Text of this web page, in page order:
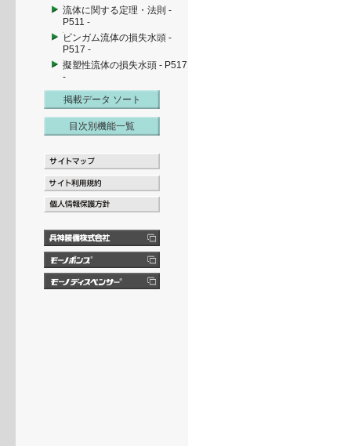
流体に関する定理・法則 -
P511 -
ビンガム流体の損失水頭 -
P517 -
擬塑性流体の損失水頭 - P517
-
掲載データ ソート
目次別機能一覧